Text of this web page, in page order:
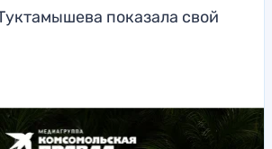
показала свой